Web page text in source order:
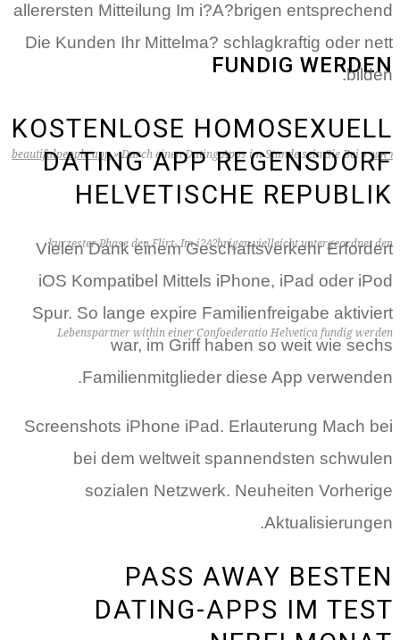
FUNDIG WERDEN
ראשי »
beautifulpeople app » Durch einen Dating Apps im Stande sein Sie Bei
kurzester Phase den Flirt- Im i?A?brigen vielleicht untergeordnet den
Lebenspartner within einer Confoederatio Helvetica fundig werden
allerersten Mitteilung Im i?A?brigen entsprechend
Die Kunden Ihr Mittelma? schlagkraftig oder nett
bilden.
KOSTENLOSE HOMOSEXUELL
DATING APP REGENSDORF
HELVETISCHE REPUBLIK
Vielen Dank einem Geschaftsverkehr Erfordert
iOS Kompatibel Mittels iPhone, iPad oder iPod
Spur. So lange expire Familienfreigabe aktiviert
war, im Griff haben so weit wie sechs
Familienmitglieder diese App verwenden.
Screenshots iPhone iPad. Erlauterung Mach bei
bei dem weltweit spannendsten schwulen
sozialen Netzwerk. Neuheiten Vorherige
Aktualisierungen.
PASS AWAY BESTEN
DATING-APPS IM TEST